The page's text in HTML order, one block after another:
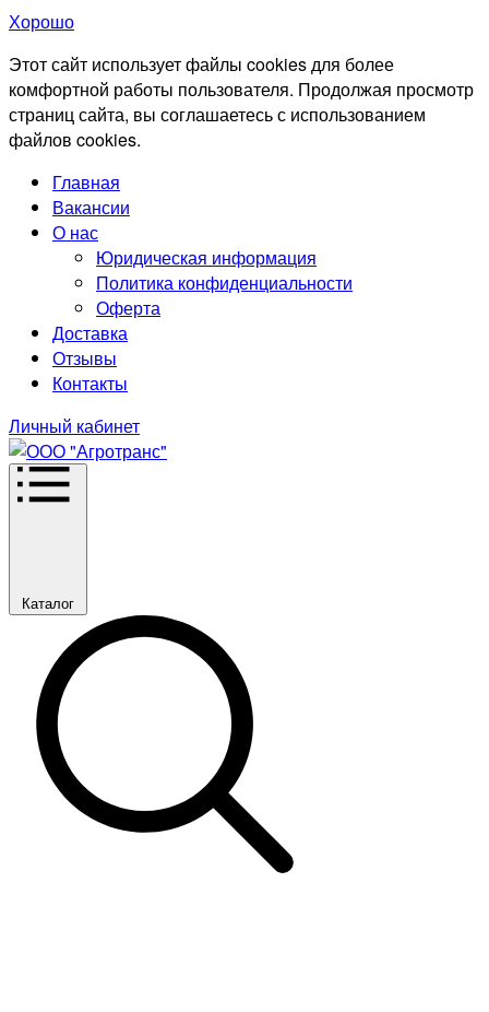
Хорошо
Этот сайт использует файлы cookies для более
комфортной работы пользователя. Продолжая просмотр
страниц сайта, вы соглашаетесь с использованием
файлов cookies.
Главная
Вакансии
О нас
Юридическая информация
Политика конфиденциальности
Оферта
Доставка
Отзывы
Контакты
Личный кабинет
Каталог